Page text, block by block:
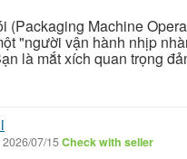
(Packaging Machine
"người vận hành nhịp
là mắt xích quan trọng
2026/07/15Check with seller